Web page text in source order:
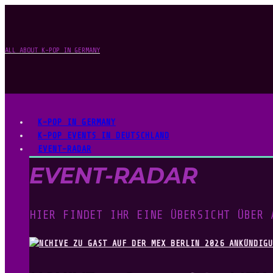
ALL ABOUT K-POP IN GERMANY
K-POP IN GERMANY
K-POP EVENTS IN DEUTSCHLAND
EVENT-RADAR
EVENT-RADAR
HIER FINDET IHR EINE ÜBERSICHT ÜBER